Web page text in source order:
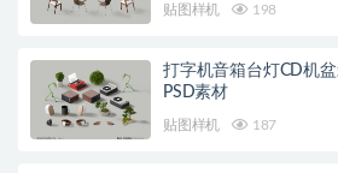
贴图样机 198
打字机音箱台灯CD机
PSD素材
贴图样机 187